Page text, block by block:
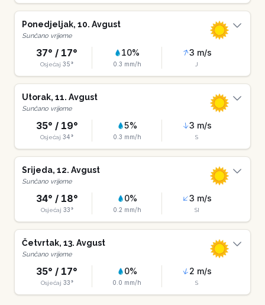
Ponedjeljak, 10. Avgust
Sunčano vrijeme
37° / 17°
Osjećaj 35°
10%
0.3 mm/h
3 m/s
J
Utorak, 11. Avgust
Sunčano vrijeme
35° / 19°
Osjećaj 34°
5%
0.3 mm/h
3 m/s
S
Srijeda, 12. Avgust
Sunčano vrijeme
34° / 18°
Osjećaj 33°
0%
0.2 mm/h
3 m/s
SI
Četvrtak, 13. Avgust
Sunčano vrijeme
35° / 17°
Osjećaj 33°
0%
0.0 mm/h
2 m/s
S